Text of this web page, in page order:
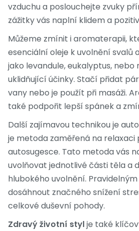
vzduchu a poslouchejte zvuky
zážitky vás naplní klidem a
Můžeme zmínit i aromaterapii,
esenciální oleje k uvolnění svalů
jako levandule, eukalyptus,
uklidňující účinky. Stačí přidat
vany nebo je použít při masáži.
také podpořit lepší spánek a
Další zajímavou technikou je
je metoda zaměřená na
autosugesce. Tato metoda vás
uvolňovat jednotlivé části těla a
hlubokého uvolnění.
dosáhnout značného snížení
celkové duševní pohody.
Zdravý životní stylje také